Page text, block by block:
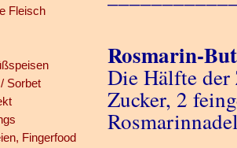
Fleisch
Sorbet
Fingerfood
Rosmarin-
Die Hälfte der
Zucker, 2